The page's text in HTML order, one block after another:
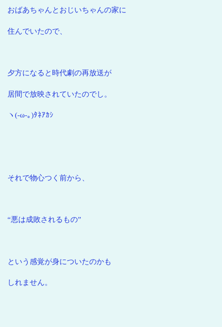
おばあちゃんとおじいちゃんの家に
住んでいたので、
夕方になると時代劇の再放送が
居間で放映されていたのでし。
ヽ(-ω-｡)ﾀﾈｱｶｼ
それで物心つく前から、
“悪は成敗されるもの”
という感覚が身についたのかも
しれません。